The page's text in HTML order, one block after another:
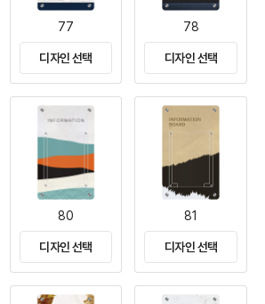
77
디자인 선택
78
디자인 선택
80
디자인 선택
81
디자인 선택